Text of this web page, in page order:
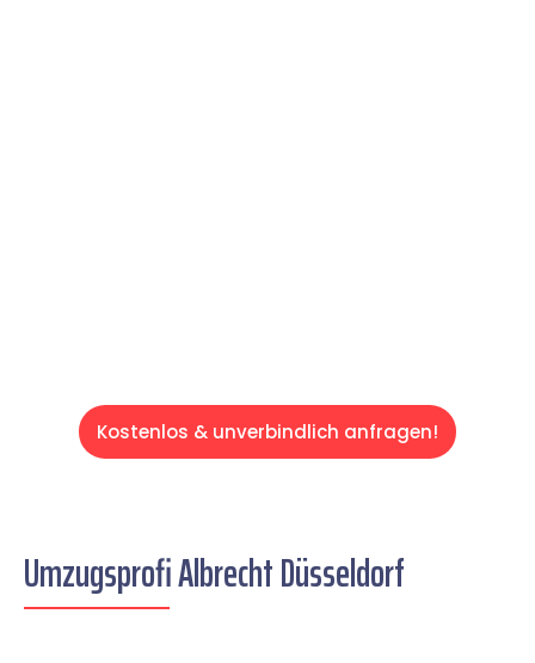
Kostenlos & unverbindlich anfragen!
Umzugsprofi Albrecht Düsseldorf